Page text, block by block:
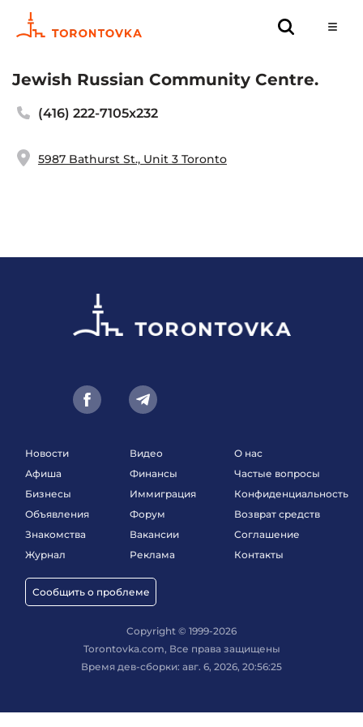
Jewish Russian Community Centre.
(416) 222-7105x232
5987 Bathurst St., Unit 3 Toronto
Новости
Афиша
Бизнесы
Объявления
Знакомства
Журнал
Сообщить о проблеме
Видео
Финансы
Иммиграция
Форум
Вакансии
Реклама
О нас
Частые вопросы
Конфиденциальность
Возврат средств
Соглашение
Контакты
Copyright © 1999-2026
Torontovka.com, Все права защищены
Время дев-сборки: авг. 6, 2026, 20:56:25